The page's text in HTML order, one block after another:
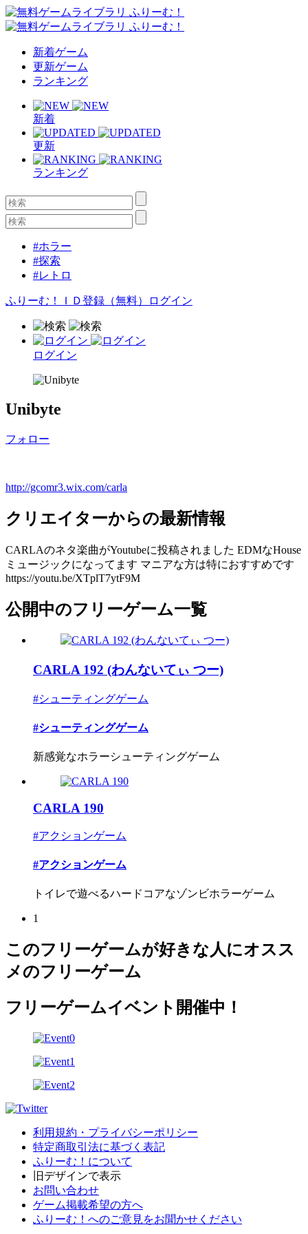
新着ゲーム
更新ゲーム
ランキング
新着
更新
ランキング
#ホラー
#探索
#レトロ
ふりーむ！ＩＤ登録（無料） ログイン
ログイン
Unibyte
フォロー
http://gcomr3.wix.com/carla
クリエイターからの最新情報
CARLAのネタ楽曲がYoutubeに投稿されました EDMなHouse
ミュージックになってます マニアな方は特におすすめです
https://youtu.be/XTplT7ytF9M
公開中のフリーゲーム一覧
CARLA 192 (わんないてぃ つー)
#シューティングゲーム
#シューティングゲーム
新感覚なホラーシューティングゲーム
CARLA 190
#アクションゲーム
#アクションゲーム
トイレで遊べるハードコアなゾンビホラーゲーム
1
このフリーゲームが好きな人にオスス
メのフリーゲーム
フリーゲームイベント開催中！
利用規約・プライバシーポリシー
特定商取引法に基づく表記
ふりーむ！について
旧デザインで表示
お問い合わせ
ゲーム掲載希望の方へ
ふりーむ！へのご意見をお聞かせください